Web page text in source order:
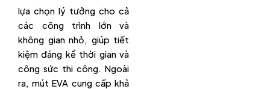
lựa chọn lý tưởng cho cả
các công trình lớn và
không gian nhỏ, giúp tiết
kiệm đáng kể thời gian và
công sức thi công. Ngoài
ra, mút EVA cung cấp khả